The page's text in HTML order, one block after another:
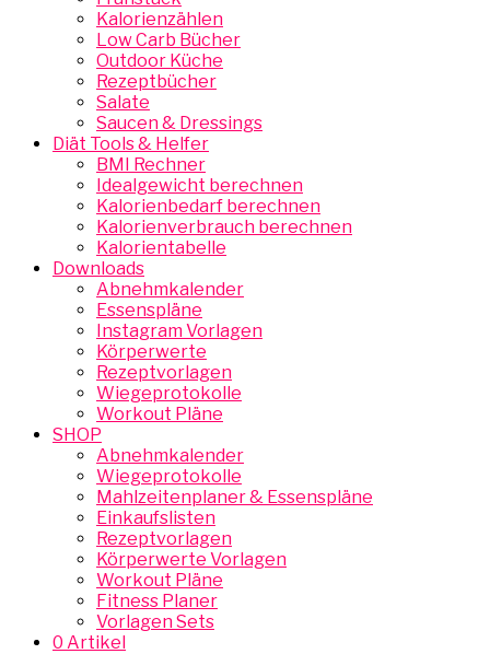
Kalorienzählen
Low Carb Bücher
Outdoor Küche
Rezeptbücher
Salate
Saucen & Dressings
Diät Tools & Helfer
BMI Rechner
Idealgewicht berechnen
Kalorienbedarf berechnen
Kalorienverbrauch berechnen
Kalorientabelle
Downloads
Abnehmkalender
Essenspläne
Instagram Vorlagen
Körperwerte
Rezeptvorlagen
Wiegeprotokolle
Workout Pläne
SHOP
Abnehmkalender
Wiegeprotokolle
Mahlzeitenplaner & Essenspläne
Einkaufslisten
Rezeptvorlagen
Körperwerte Vorlagen
Workout Pläne
Fitness Planer
Vorlagen Sets
0 Artikel